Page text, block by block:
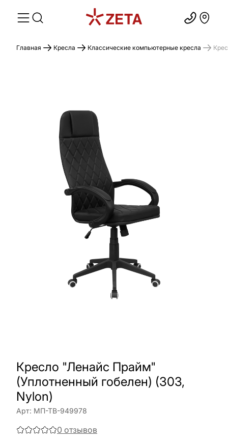
Главная Кресла Классические компьютерные кресла
Кресло "Ленайс Прайм"
(Уплотненный гобелен) (303,
Nylon)
Арт: МП-ТВ-949978
0 отзывов